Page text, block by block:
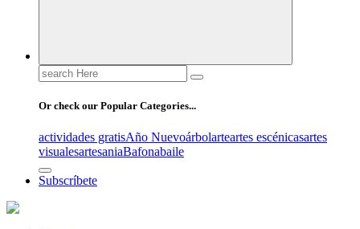
Search
for:
Or check our Popular Categories...
actividades gratisAño Nuevoárbolarteartes escénicasartes
visualesartesaniaBafonabaile
Subscríbete